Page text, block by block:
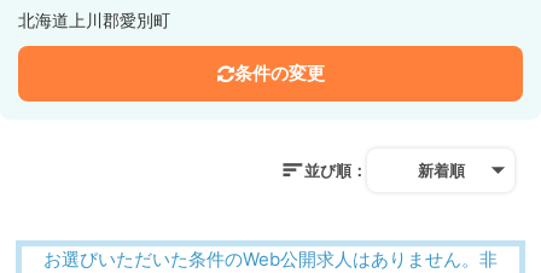
北海道上川郡愛別町
条件の変更
並び順： 新着順
お選びいただいた条件のWeb公開求人はありません。非